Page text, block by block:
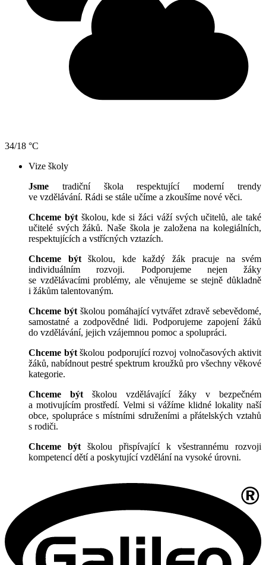
34/18 °C
Vize školy
Jsme tradiční škola respektující moderní trendy
ve vzdělávání. Rádi se stále učíme a zkoušíme nové věci.
Chceme býtškolou, kde si žáci váží svých učitelů, ale také
učitelé svých žáků. Naše škola je založena na kolegiálních,
respektujících a vstřícných vztazích.
Chceme býtškolou, kde každý žák pracuje na svém
individuálním rozvoji. Podporujeme nejen žáky
se vzdělávacími problémy, ale věnujeme se stejně důkladně
i žákům talentovaným.
Chceme býtškolou pomáhající vytvářet zdravě sebevědomé,
samostatné a zodpovědné lidi. Podporujeme zapojení žáků
do vzdělávání, jejich vzájemnou pomoc a spolupráci.
Chceme být školou podporující rozvoj volnočasových aktivit
žáků, nabídnout pestré spektrum kroužků pro všechny věkové
kategorie.
Chceme býtškolou vzdělávající žáky v bezpečném
a motivujícím prostředí. Velmi si vážíme klidné lokality naší
obce, spolupráce s místními sdruženími a přátelských vztahů
s rodiči.
Chceme být školou přispívající k všestrannému rozvoji
kompetencí dětí a poskytující vzdělání na vysoké úrovni.